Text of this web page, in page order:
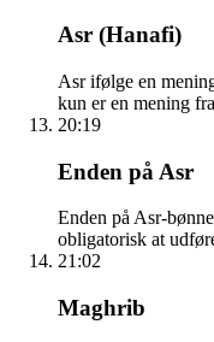
Asr (Hanafi)
Asr ifølge en
kun er en mening
20:19
Enden på Asr
Enden på Asr-
obligatorisk at
21:02
Maghrib